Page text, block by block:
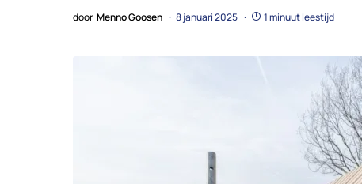
door Menno Goosen 8 januari 2025 1 minuut leestijd